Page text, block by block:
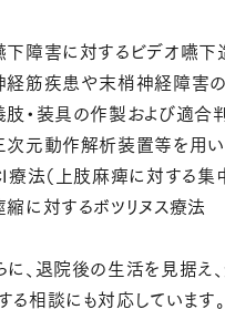
下障害に対するビデオ嚥下
経筋疾患や末梢神経障害
肢・装具の作製および適合判
次元動作解析装置等を用
療法（上肢麻痺に対する集
縮に対するボツリヌス療法
に、退院後の生活を見据え
る相談にも対応しています。